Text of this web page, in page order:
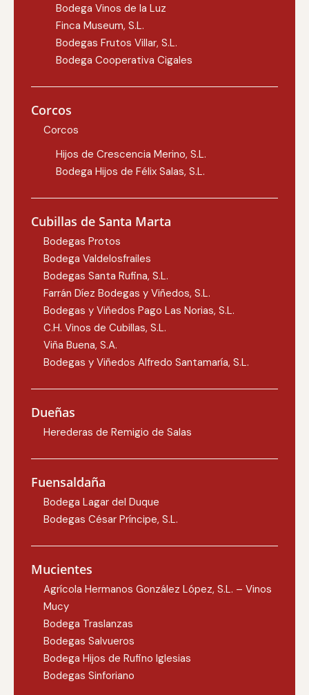
Bodega Vinos de la Luz
Finca Museum, S.L.
Bodegas Frutos Villar, S.L.
Bodega Cooperativa Cigales
Corcos
Corcos
Hijos de Crescencia Merino, S.L.
Bodega Hijos de Félix Salas, S.L.
Cubillas de Santa Marta
Bodegas Protos
Bodega Valdelosfrailes
Bodegas Santa Rufina, S.L.
Farrán Díez Bodegas y Viñedos, S.L.
Bodegas y Viñedos Pago Las Norias, S.L.
C.H. Vinos de Cubillas, S.L.
Viña Buena, S.A.
Bodegas y Viñedos Alfredo Santamaría, S.L.
Dueñas
Herederas de Remigio de Salas
Fuensaldaña
Bodega Lagar del Duque
Bodegas César Príncipe, S.L.
Mucientes
Agrícola Hermanos González López, S.L. – Vinos
Mucy
Bodega Traslanzas
Bodegas Salvueros
Bodega Hijos de Rufino Iglesias
Bodegas Sinforiano